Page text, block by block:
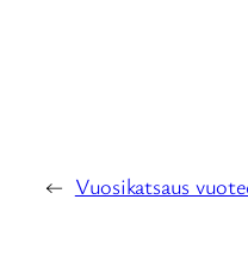
← Vuosikatsaus